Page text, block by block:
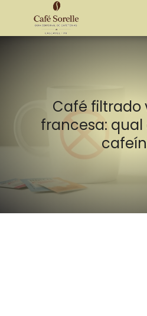
Café filtrado
francesa: qual